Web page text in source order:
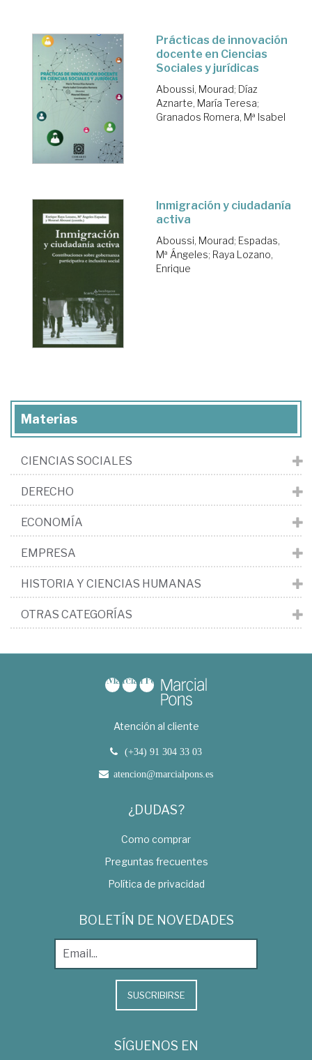
Prácticas de innovación
docente en Ciencias
Sociales y jurídicas
Aboussi, Mourad; Díaz
Aznarte, María Teresa;
Granados Romera, Mª Isabel
Inmigración y ciudadanía
activa
Aboussi, Mourad; Espadas,
Mª Ángeles; Raya Lozano,
Enrique
Materias
CIENCIAS SOCIALES
DERECHO
ECONOMÍA
EMPRESA
HISTORIA Y CIENCIAS HUMANAS
OTRAS CATEGORÍAS
Atención al cliente
(+34) 91 304 33 03
atencion@marcialpons.es
¿DUDAS?
Como comprar
Preguntas frecuentes
Política de privacidad
BOLETÍN DE NOVEDADES
SUSCRIBIRSE
SÍGUENOS EN